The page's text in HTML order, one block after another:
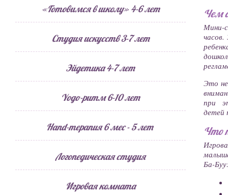
«Готовимся в школу» 4-6 лет
Студия искусств 3-7 лет
Эйдетика 4-7 лет
Yogo-ритм 6-10 лет
Hand-терапия 6 мес - 5 лет
Логопедическая студия
Игровая комната
Чем
Мини-
Это
при
детей
Что
Ба-